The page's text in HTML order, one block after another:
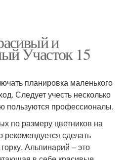
и
Участок 15
планировка маленького
Следует учесть несколько
пользуются профессионалы.
по размеру цветников на
рекомендуется сделать
Альпинарий – это